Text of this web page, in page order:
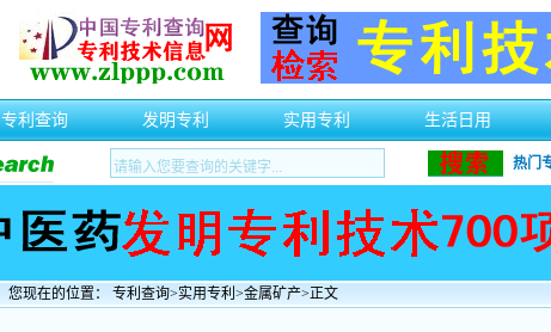
专利查询 发明专利 实用专利 生活日用
热门
您现在的位置： 专利查询>实用专利 >金属矿产>正文